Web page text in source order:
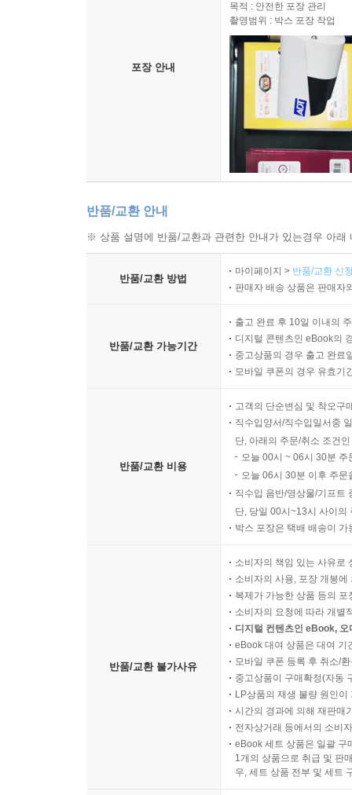
포장 안내
목적 : 안전한 포장 관리
촬영범위 : 박스 포장 작업
반품/교환 안내
※ 상품 설명에 반품/교환과 관련한 안내가 있는경우 아
반품/교환 방법
마이페이지 > 반품/교환 신
판매자 배송 상품은 판매자
반품/교환 가능기간
출고 완료 후 10일 이내의
디지털 콘텐츠인 eBook의
중고상품의 경우 출고 완료
모바일 쿠폰의 경우 유효기
반품/교환 비용
고객의 단순변심 및 착오구
직수입양서/직수입일서중
단, 아래의 주문/취소 조건
오늘 00시 ~ 06시 30분
오늘 06시 30분 이후 주
직수입 음반/영상물/기프트
단, 당일 00시~13시 사이의
박스 포장은 택배 배송이
반품/교환 불가사유
소비자의 책임 있는 사유로
소비자의 사용, 포장 개봉
복제가 가능한 상품 등의
소비자의 요청에 따라 개별
디지털 컨텐츠인 eBook,
eBook 대여 상품은 대여 기
모바일 쿠폰 등록 후 취소/
중고상품이 구매확정(자동
LP상품의 재생 불량 원인
시간의 경과에 의해 재판매
전자상거래 등에서의 소비
eBook 세트 상품은 일괄 구
1개의 상품으로 취급 및 판
우, 세트 상품 전부 및 세트